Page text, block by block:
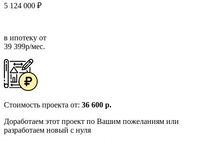
5 124 000 ₽
в ипотеку от
39 399р/мес.
Стоимость проекта от: 36 600 р.
Доработаем этот проект по Вашим пожеланиям или
разработаем новый с нуля